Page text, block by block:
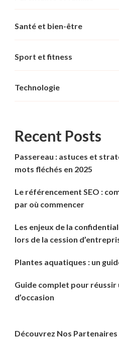
Santé et bien-être
Sport et fitness
Technologie
Recent Posts
Passereau : astuces et
mots fléchés en 2025
Le référencement SEO :
par où commencer
Les enjeux de la
lors de la cession
Plantes aquatiques : un
Guide complet pour réussir
d’occasion
Découvrez Nos Partenaires